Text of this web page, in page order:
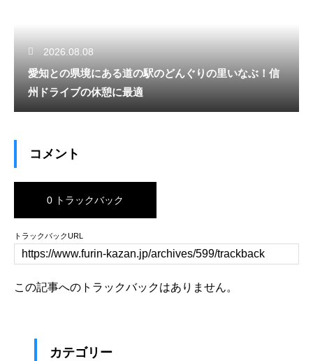
2026.08.08
愛知との県境にある道の駅のどんぐりの里いなぶ！信
州ドライブの休憩に最適
コメント
0 トラックバック
トラックバックURL
この記事へのトラックバックはありません。
カテゴリー